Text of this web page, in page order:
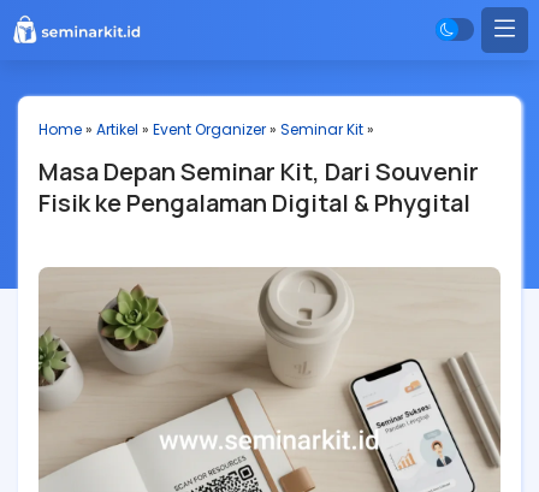
Home» Artikel » Event Organizer» Seminar Kit»
Masa Depan Seminar Kit, Dari Souvenir
Fisik ke Pengalaman Digital & Phygital